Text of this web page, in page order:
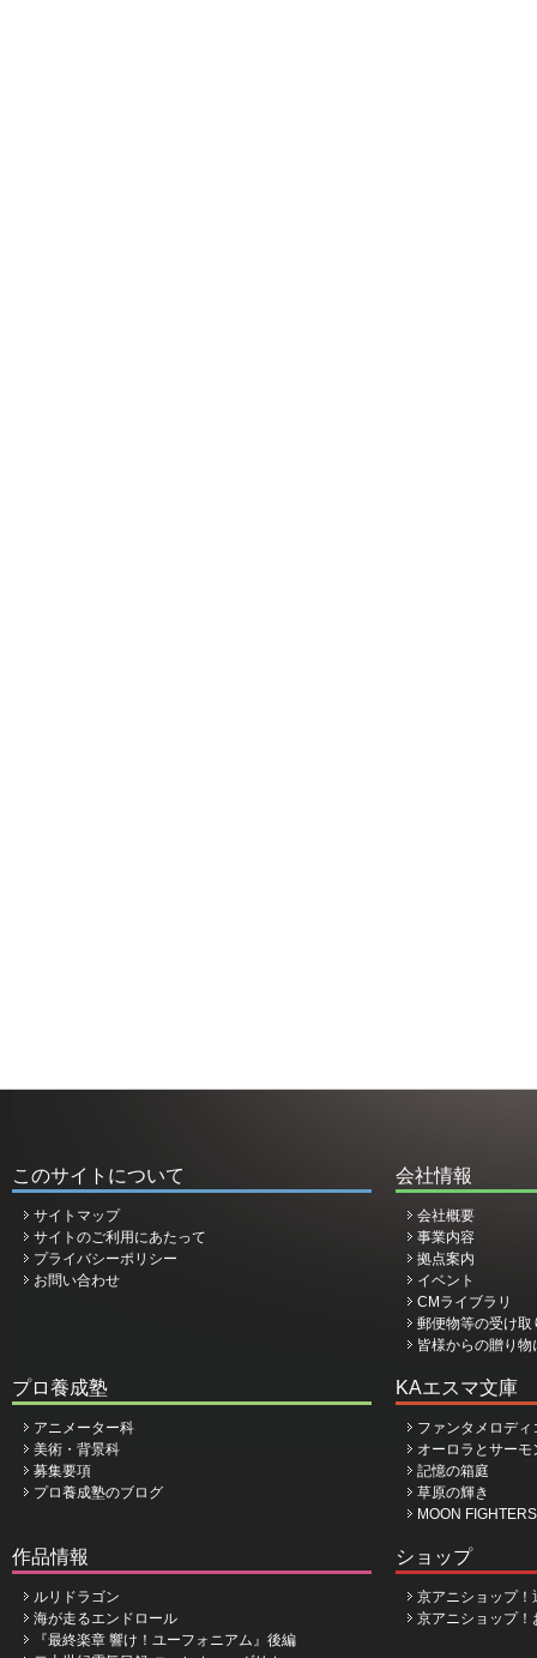
このサイトについて
サイトマップ
サイトのご利用にあたって
プライバシーポリシー
お問い合わせ
会社情報
会社概要
事業内容
拠点案内
イベント
CMライブラリ
郵便物等の受け取
皆様からの贈り
プロ養成塾
アニメーター科
美術・背景科
募集要項
プロ養成塾のブログ
KAエスマ文庫
ファンタメロデ
オーロラとサーモ
記憶の箱庭
草原の輝き
MOON
作品情報
ルリドラゴン
海が走るエンドロール
『最終楽章 響け！ユーフォニアム』後編
ショップ
京アニショップ！
京アニショップ！